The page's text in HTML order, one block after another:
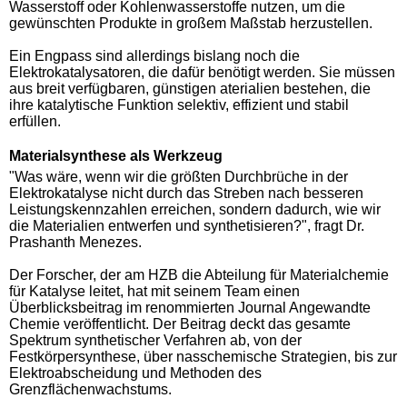
Wasserstoff oder Kohlenwasserstoffe nutzen, um die
gewünschten Produkte in großem Maßstab herzustellen.
Ein Engpass sind allerdings bislang noch die
Elektrokatalysatoren, die dafür benötigt werden. Sie müssen
aus breit verfügbaren, günstigen aterialien bestehen, die
ihre katalytische Funktion selektiv, effizient und stabil
erfüllen.
Materialsynthese als Werkzeug
"Was wäre, wenn wir die größten Durchbrüche in der
Elektrokatalyse nicht durch das Streben nach besseren
Leistungskennzahlen erreichen, sondern dadurch, wie wir
die Materialien entwerfen und synthetisieren?", fragt Dr.
Prashanth Menezes.
Der Forscher, der am HZB die Abteilung für Materialchemie
für Katalyse leitet, hat mit seinem Team einen
Überblicksbeitrag im renommierten Journal Angewandte
Chemie veröffentlicht. Der Beitrag deckt das gesamte
Spektrum synthetischer Verfahren ab, von der
Festkörpersynthese, über nasschemische Strategien, bis zur
Elektroabscheidung und Methoden des
Grenzflächenwachstums.